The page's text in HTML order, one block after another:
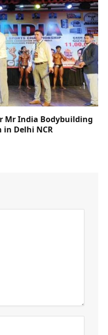
Mr India Bodybuilding
Delhi NCR